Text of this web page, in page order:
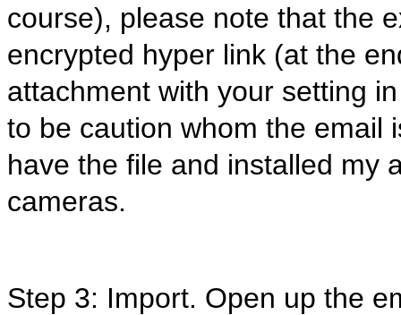
course), please note that the
encrypted hyper link (at the
attachment with your setting
to be caution whom the email
have the file and installed my
cameras.
Step 3: Import. Open up the